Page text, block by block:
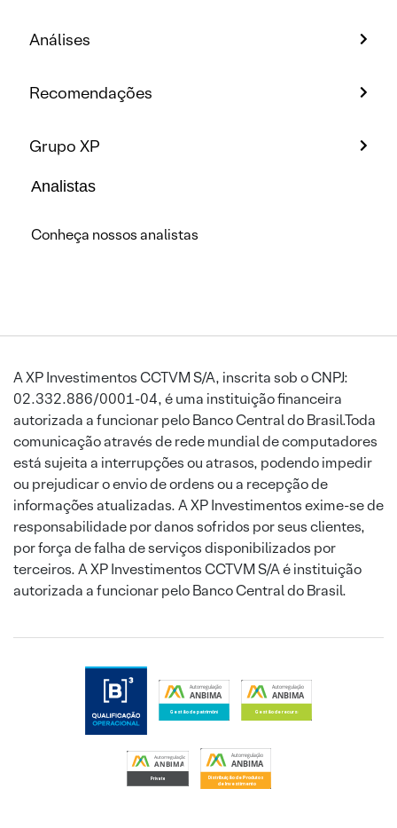
Análises
Recomendações
Grupo XP
Analistas
Conheça nossos analistas
A XP Investimentos CCTVM S/A, inscrita sob o CNPJ:
02.332.886/0001-04, é uma instituição financeira
autorizada a funcionar pelo Banco Central do Brasil.Toda
comunicação através de rede mundial de computadores
está sujeita a interrupções ou atrasos, podendo impedir
ou prejudicar o envio de ordens ou a recepção de
informações atualizadas. A XP Investimentos exime-se de
responsabilidade por danos sofridos por seus clientes,
por força de falha de serviços disponibilizados por
terceiros. A XP Investimentos CCTVM S/A é instituição
autorizada a funcionar pelo Banco Central do Brasil.